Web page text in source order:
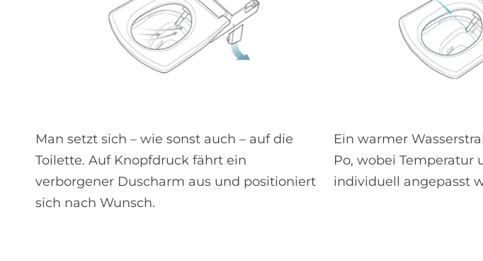
Man setzt sich – wie sonst auch – auf die
Toilette. Auf Knopfdruck fährt ein
verborgener Duscharm aus und positioniert
sich nach Wunsch.
Ein warmer
Po, wobei Temperatur
individuell angepasst